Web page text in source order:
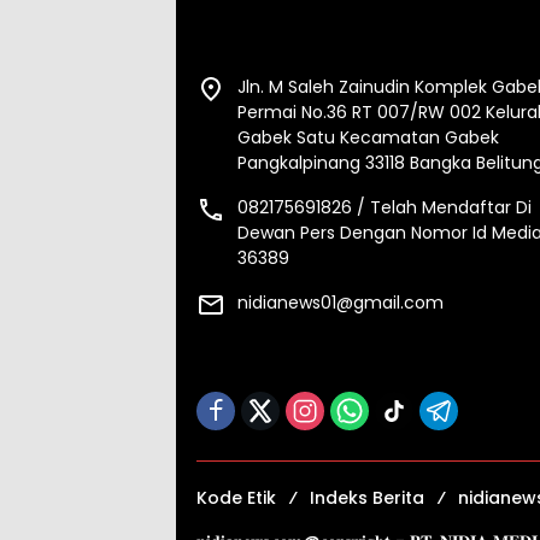
Jln. M Saleh Zainudin Komplek
Permai No.36 RT 007/RW 002
Gabek Satu Kecamatan Gabek
Pangkalpinang 33118 Bangka
082175691826 / Telah Mendaftar Di
Dewan Pers Dengan Nomor Id
36389
nidianews01@gmail.com
Kode Etik Indeks Berita